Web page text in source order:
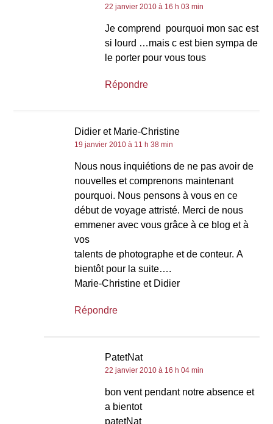
22 janvier 2010 à 16 h 03 min
Je comprend pourquoi mon sac est
si lourd …mais c est bien sympa de
le porter pour vous tous
Répondre
Didier et Marie-Christine
19 janvier 2010 à 11 h 38 min
Nous nous inquiétions de ne pas avoir de
nouvelles et comprenons maintenant
pourquoi. Nous pensons à vous en ce
début de voyage attristé. Merci de nous
emmener avec vous grâce à ce blog et à
vos
talents de photographe et de conteur. A
bientôt pour la suite….
Marie-Christine et Didier
Répondre
PatetNat
22 janvier 2010 à 16 h 04 min
bon vent pendant notre absence et
a bientot
patetNat